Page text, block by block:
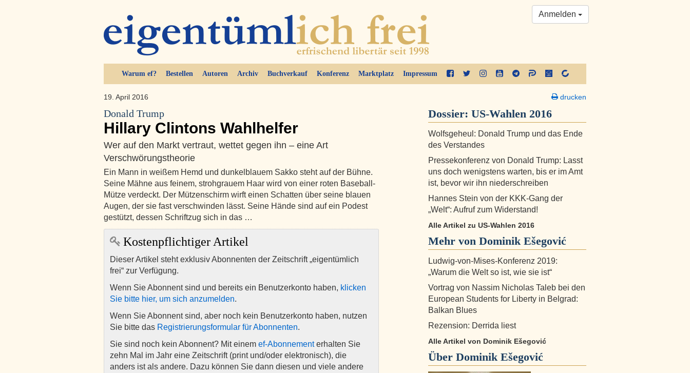
Warum ef? Bestellen Autoren Archiv Buchverkauf Konferenz Marktplatz Impressum
Anmelden
19. April 2016
Donald Trump
Hillary Clintons Wahlhelfer
Wer auf den Markt vertraut, wettet gegen ihn – eine Art
Verschwörungstheorie
Ein Mann in weißem Hemd und dunkelblauem Sakko steht auf der Bühne.
Seine Mähne aus feinem, strohgrauem Haar wird von einer roten Baseball-
Mütze verdeckt. Der Mützenschirm wirft einen Schatten über seine blauen
Augen, der sie fast verschwinden lässt. Seine Hände sind auf ein Podest
gestützt, dessen Schriftzug sich in das …
Kostenpflichtiger Artikel
Dieser Artikel steht exklusiv Abonnenten der Zeitschrift „eigentümlich
frei“ zur Verfügung.
Wenn Sie Abonnent sind und bereits ein Benutzerkonto haben, klicken
Sie bitte hier, um sich anzumelden.
Wenn Sie Abonnent sind, aber noch kein Benutzerkonto haben, nutzen
Sie bitte das Registrierungsformular für Abonnenten.
Sie sind noch kein Abonnent? Mit einem ef-Abonnementerhalten Sie
zehn Mal im Jahr eine Zeitschrift (print und/oder elektronisch), die
anders ist als andere. Dazu können Sie dann diesen und viele andere
drucken
Dossier: US-Wahlen 2016
Wolfsgeheul: Donald Trump und das Ende
des Verstandes
Pressekonferenz von Donald Trump: Lasst
uns doch wenigstens warten, bis er im Amt
ist, bevor wir ihn niederschreiben
Hannes Stein von der KKK-Gang der
„Welt“: Aufruf zum Widerstand!
Alle Artikel zu US-Wahlen 2016
Mehr von Dominik Ešegović
Ludwig-von-Mises-Konferenz 2019:
„Warum die Welt so ist, wie sie ist“
Vortrag von Nassim Nicholas Taleb bei den
European Students for Liberty in Belgrad:
Balkan Blues
Rezension: Derrida liest
Alle Artikel von Dominik Ešegović
Über Dominik Ešegović